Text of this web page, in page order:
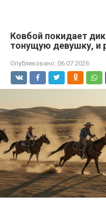
Ковбой покидает
тонущую девушку, и
Опубликовано: 06.07.2026